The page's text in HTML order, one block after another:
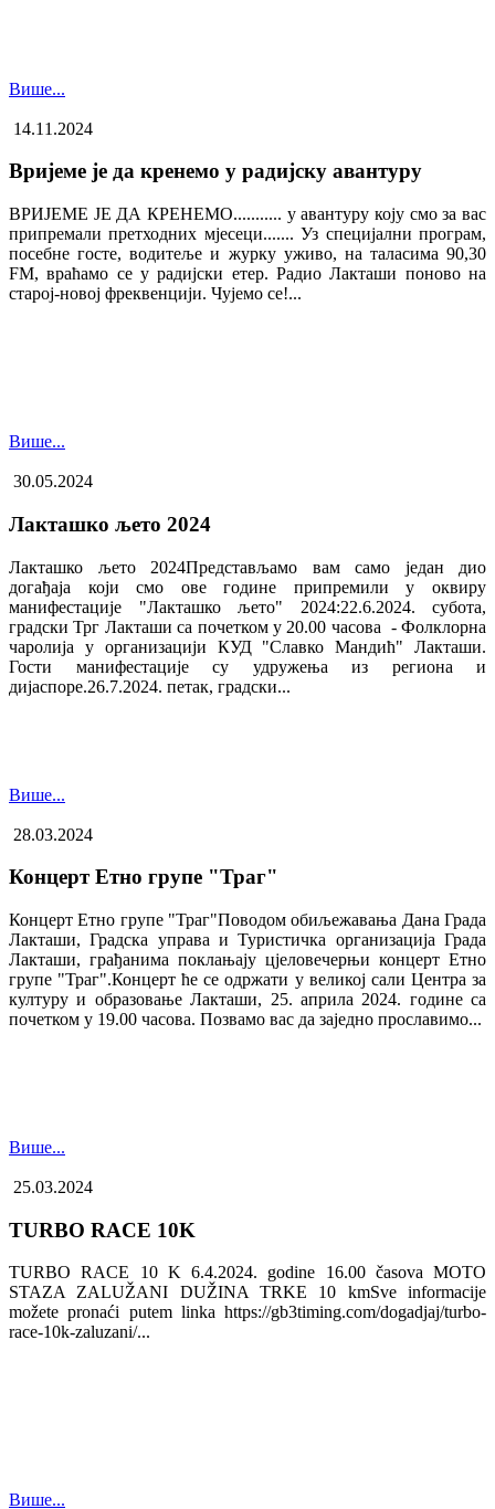
Више...
14.11.2024
Вријеме је да кренемо у радијску авантуру
ВРИЈЕМЕ ЈЕ ДА КРЕНЕМО........... у авантуру коју смо за вас
припремали претходних мјесеци....... Уз специјални програм,
посебне госте, водитеље и журку уживо, на таласима 90,30
FM, враћамо се у радијски етер. Радио Лакташи поново на
старој-новој фреквенцији. Чујемо се!...
Више...
30.05.2024
Лакташко љето 2024
Лакташко љето 2024Представљамо вам само један дио
догађаја који смо ове године припремили у оквиру
манифестације "Лакташко љето" 2024:22.6.2024. субота,
градски Трг Лакташи са почетком у 20.00 часова - Фолклорна
чаролија у организацији КУД "Славко Мандић" Лакташи.
Гости манифестације су удружења из региона и
дијаспоре.26.7.2024. петак, градски...
Више...
28.03.2024
Концерт Етно групе "Траг"
Концерт Етно групе "Траг"Поводом обиљежавања Дана Града
Лакташи, Градска управа и Туристичка организација Града
Лакташи, грађанима поклањају цјеловечерњи концерт Етно
групе "Траг".Концерт ће се одржати у великој сали Центра за
културу и образовање Лакташи, 25. априла 2024. године са
почетком у 19.00 часова. Позвамо вас да заједно прославимо...
Више...
25.03.2024
TURBO RACE 10K
TURBO RACE 10 K 6.4.2024. godine 16.00 časova MOTO
STAZA ZALUŽANI DUŽINA TRKE 10 kmSve informacije
možete pronaći putem linka https://gb3timing.com/dogadjaj/turbo-
race-10k-zaluzani/...
Више...